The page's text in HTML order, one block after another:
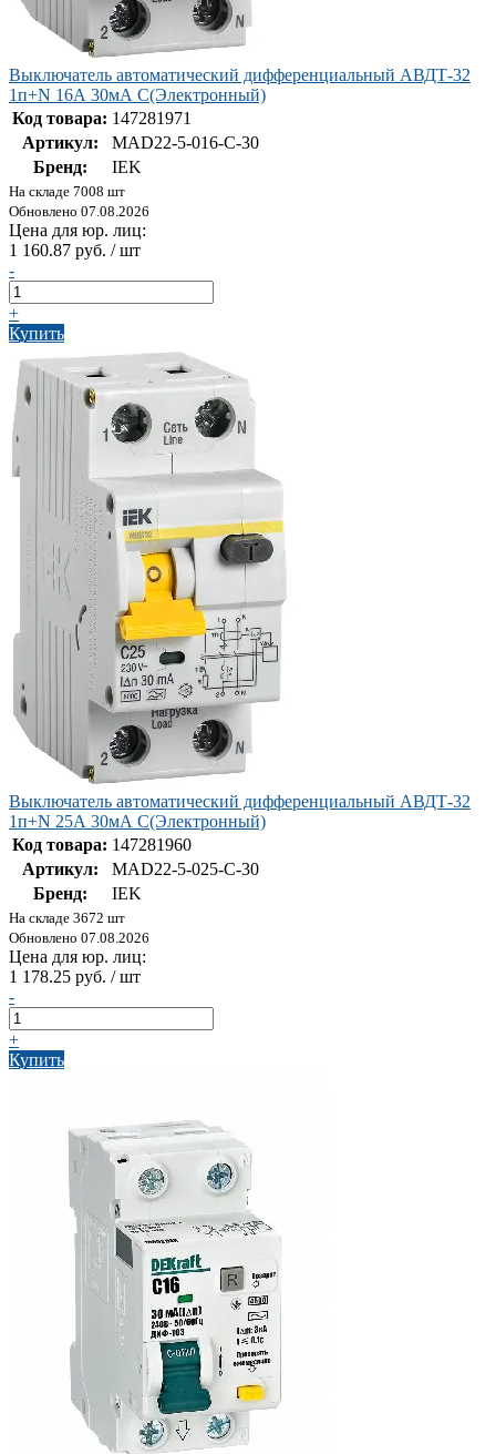
Выключатель автоматический дифференциальный АВДТ-32
1п+N 16А 30мА С(Электронный)
Код товара: 147281971
Артикул:
MAD22-5-016-C-30
Бренд:
IEK
На складе 7008 шт
Обновлено 07.08.2026
Цена для юр. лиц:
1 160.87 руб. / шт
-
+
Купить
Выключатель автоматический дифференциальный АВДТ-32
1п+N 25А 30мА С(Электронный)
Код товара: 147281960
Артикул:
MAD22-5-025-C-30
Бренд:
IEK
На складе 3672 шт
Обновлено 07.08.2026
Цена для юр. лиц:
1 178.25 руб. / шт
-
+
Купить